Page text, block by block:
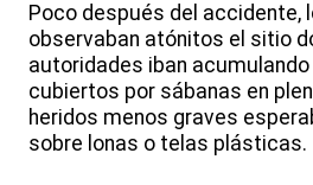
Poco después del accidente,
observaban atónitos el sitio
autoridades iban
cubiertos por sábanas en
heridos menos graves
sobre lonas o telas plásticas.